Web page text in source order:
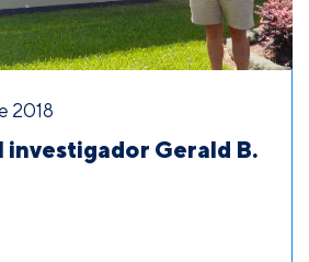
2018
investigador Gerald B.